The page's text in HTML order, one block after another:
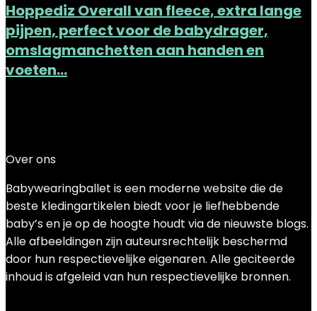
Hoppediz Overall van fleece, extra lange
pijpen, perfect voor de babydrager,
omslagmanchetten aan handen en
voeten…
Over ons
Babywearingballet is een moderne website die de
beste kledingartikelen biedt voor je liefhebbende
baby’s en je op de hoogte houdt via de nieuwste blogs.
Alle afbeeldingen zijn auteursrechtelijk beschermd
door hun respectievelijke eigenaren. Alle geciteerde
inhoud is afgeleid van hun respectievelijke bronnen.